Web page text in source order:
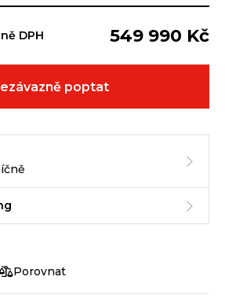
DPH 549 990 Kč
poptat
Porovnat